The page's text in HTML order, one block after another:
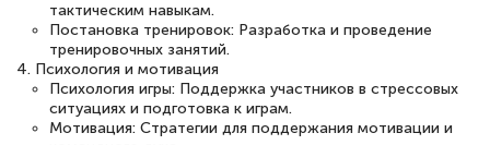
повышени каалификации по
специальности «Тренер-преподаватель
по тяжелой атлетике»! Хочется
подчеркуть, что при обращении
оперативно связались со мной
тактическим навыкам.
Постановка тренировок: Разработка и проведение
тренировочных занятий.
4. Психология и мотивация
Психология игры: Поддержка участников в стрессовых
ситуациях и подготовка к играм.
Мотивация: Стратегии для поддержания мотивации и